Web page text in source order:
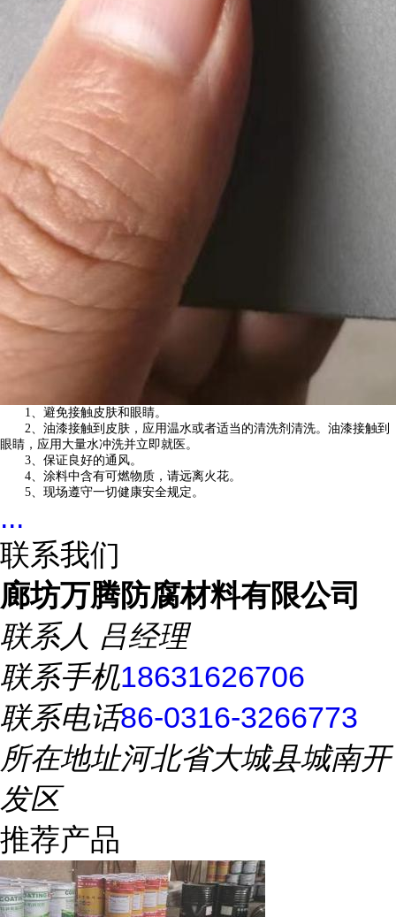
1、避免接触皮肤和眼睛。
2、油漆接触到皮肤，应用温水或者适当的清洗剂清洗。油漆接触到
眼睛，应用大量水冲洗并立即就医。
3、保证良好的通风。
4、涂料中含有可燃物质，请远离火花。
5、现场遵守一切健康安全规定。
...
联系我们
廊坊万腾防腐材料有限公司
联系人 吕经理
联系手机18631626706
联系电话86-0316-3266773
所在地址河北省大城县城南开
发区
推荐产品